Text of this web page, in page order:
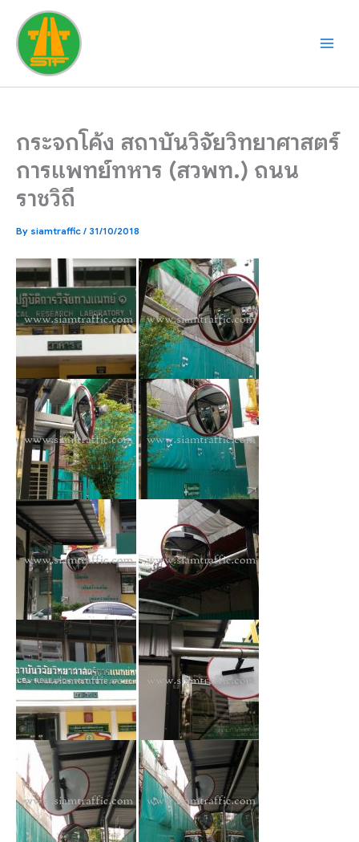
content
กระจกโค้ง สถาบันวิจัยวิทยาศาสตร์
การแพทย์ทหาร (สวพท.) ถนน
ราชวิถี
By siamtraffic / 31/10/2018